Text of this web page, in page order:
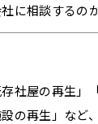
に相談するの
社屋の再生」
の再生」など